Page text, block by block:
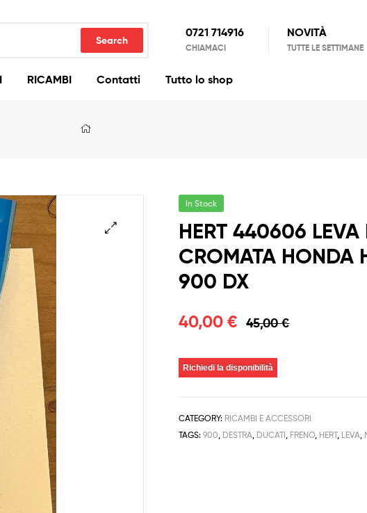
Search
0721 714916
CHIAMACI
NOVITÀ
TUTTE LE SETTIMANE
RICAMBI Contatti Tutto lo shop
In Stock
HERT 440606 LEVA
CROMATA HONDA
900 DX
45,00€
40,00€
Richiedi la disponibilità
CATEGORY: RICAMBI E ACCESSORI
TAGS:900, DESTRA, DUCATI, FRENO, HERT, LEVA,